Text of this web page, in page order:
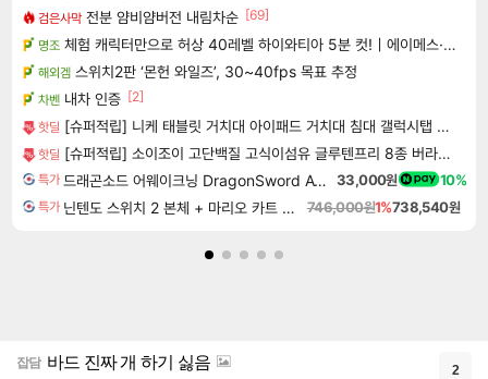
검은사막 전분 얌비얌버전 내림차순 [69]
명조 체험 캐릭터만으로 허상 40레벨 하이와티아 5분 컷!｜에이메스·린네·모니에 명함
해외겜 스위치2판 ‘몬헌 와일즈’, 30~40fps 목표 추정
차벤 내차 인증 [2]
핫딜 [슈퍼적립] 니케 태블릿 거치대 아이패드 거치대 침대 갤럭시탭 패드 The Comfy
핫딜 [슈퍼적립] 소이조이 고단백질 고식이섬유 글루텐프리 8종 버라이어티팩, 16개입, 1개 [원산지:일본]
특가 드래곤소드 어웨이크닝 DragonSword Awakening 33,000원 10%
특가 닌텐도 스위치 2 본체 + 마리오 카트 월드 746,000원1%738,540원
잡담 바드 진짜 개 하기 싫음 2